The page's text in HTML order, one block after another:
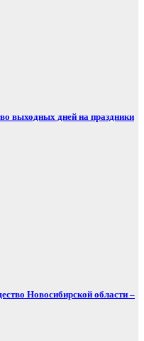
выходных дней на праздники
Новосибирской области –